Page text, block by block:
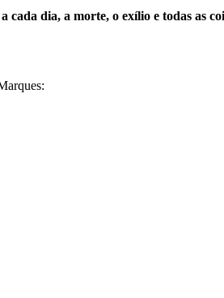
cada dia, a morte, o exílio e todas as